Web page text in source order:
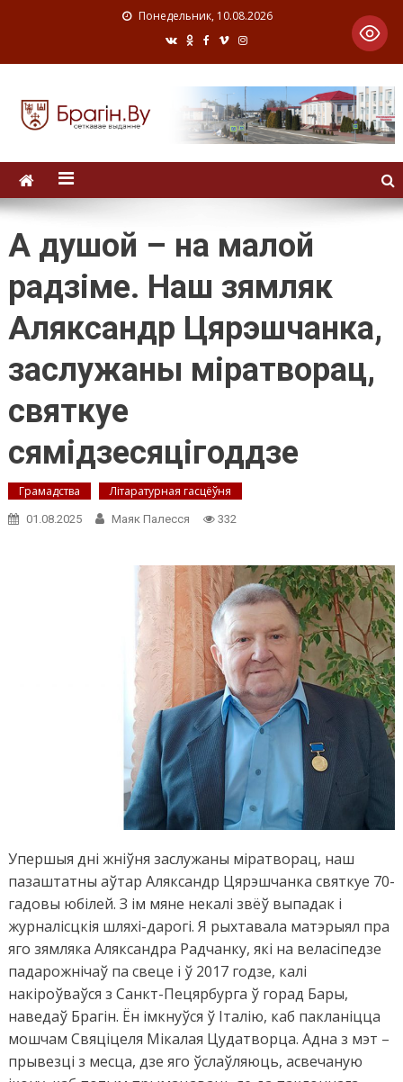
Понедельник, 10.08.2026
А душой – на малой
радзіме. Наш зямляк
Аляксандр Цярэшчанка,
заслужаны міратворац,
святкуе
сямідзесяцігоддзе
Грамадства Літаратурная гасцёўня
01.08.2025 Маяк Палесся 332
Упершыя дні жніўня заслужаны міратворац, наш
пазаштатны аўтар Аляксандр Цярэшчанка святкуе 70-
гадовы юбілей. З ім мяне некалі звёў выпадак і
журналісцкія шляхі-дарогі. Я рыхтавала матэрыял пра
яго зямляка Аляксандра Радчанку, які на веласіпедзе
падарожнічаў па свеце і ў 2017 годзе, калі
накіроўваўся з Санкт-Пецярбурга ў горад Бары,
наведаў Брагін. Ён імкнуўся ў Італію, каб пакланіцца
мошчам Свяціцеля Мікалая Цудатворца. Адна з мэт –
прывезці з месца, дзе яго ўслаўляюць, асвечаную